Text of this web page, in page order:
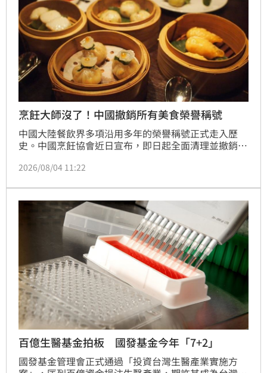
烹飪大師沒了！中國撤銷所有美食榮譽稱號
中國大陸餐飲界多項沿用多年的榮譽稱號正式走入歷
史。中國烹飪協會近日宣布，即日起全面清理並撤銷歷
「中國烹飪名師」等各類含有「大師」、「名師」字樣
號，引發餐飲業界廣泛討論。
2026/08/04 11:22
百億生醫基金拍板 國發基金今年「7+2」
國發基金管理會正式通過「投資台灣生醫產業實施方